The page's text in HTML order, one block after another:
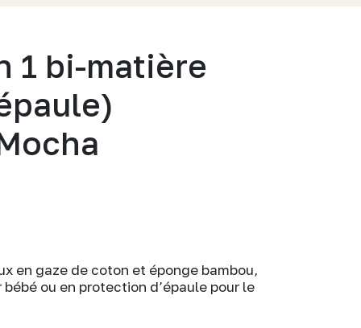
1 bi-matière
en gaze de coton et éponge bambou,
ou en protection d’épaule pour le